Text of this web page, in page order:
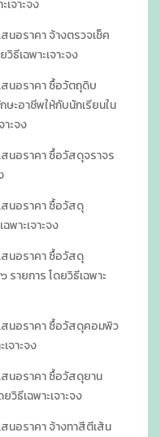
เจาะจง
อราคา จ้างตรวจเช็ค
ธีเฉพาะเจาะจง
นอราคา ซื้อวัตถุดิบ
ะอาชีพให้กับนักเรียนใน
ะจง
นอราคา ซื้อวัสดุจราจร
นอราคา ซื้อวัสดุ
พาะเจาะจง
นอราคา ซื้อวัสดุ
ายการ โดยวิธีเฉพาะ
นอราคา ซื้อวัสดุคอมพิว
จาะจง
นอราคา ซื้อวัสดุยาน
วิธีเฉพาะเจาะจง
นอราคา จ้างทาสีตีเส้น